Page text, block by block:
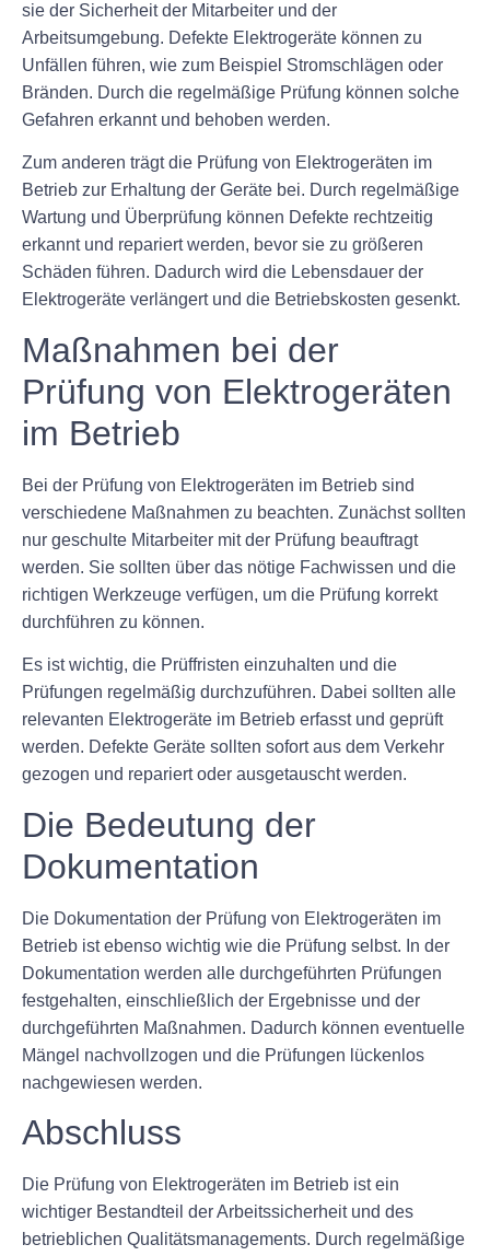
sie der Sicherheit der Mitarbeiter und der
Arbeitsumgebung. Defekte Elektrogeräte können zu
Unfällen führen, wie zum Beispiel Stromschlägen oder
Bränden. Durch die regelmäßige Prüfung können solche
Gefahren erkannt und behoben werden.
Zum anderen trägt die Prüfung von Elektrogeräten im
Betrieb zur Erhaltung der Geräte bei. Durch regelmäßige
Wartung und Überprüfung können Defekte rechtzeitig
erkannt und repariert werden, bevor sie zu größeren
Schäden führen. Dadurch wird die Lebensdauer der
Elektrogeräte verlängert und die Betriebskosten gesenkt.
Maßnahmen bei der
Prüfung von Elektrogeräten
im Betrieb
Bei der Prüfung von Elektrogeräten im Betrieb sind
verschiedene Maßnahmen zu beachten. Zunächst sollten
nur geschulte Mitarbeiter mit der Prüfung beauftragt
werden. Sie sollten über das nötige Fachwissen und die
richtigen Werkzeuge verfügen, um die Prüfung korrekt
durchführen zu können.
Es ist wichtig, die Prüffristen einzuhalten und die
Prüfungen regelmäßig durchzuführen. Dabei sollten alle
relevanten Elektrogeräte im Betrieb erfasst und geprüft
werden. Defekte Geräte sollten sofort aus dem Verkehr
gezogen und repariert oder ausgetauscht werden.
Die Bedeutung der
Dokumentation
Die Dokumentation der Prüfung von Elektrogeräten im
Betrieb ist ebenso wichtig wie die Prüfung selbst. In der
Dokumentation werden alle durchgeführten Prüfungen
festgehalten, einschließlich der Ergebnisse und der
durchgeführten Maßnahmen. Dadurch können eventuelle
Mängel nachvollzogen und die Prüfungen lückenlos
nachgewiesen werden.
Abschluss
Die Prüfung von Elektrogeräten im Betrieb ist ein
wichtiger Bestandteil der Arbeitssicherheit und des
betrieblichen Qualitätsmanagements. Durch regelmäßige